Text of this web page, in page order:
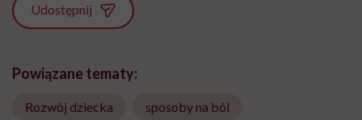
Udostępnij
Powiązane tematy:
Rozwój dziecka sposoby na ból